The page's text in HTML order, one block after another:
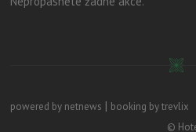
powered by netnews | booking by trevlix
©